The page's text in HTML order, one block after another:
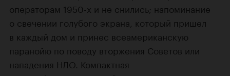
операторам 1950-х и не снились; напоминание
о свечении голубого экрана, который пришел
в каждый дом и принес всеамериканскую
паранойю по поводу вторжения Советов или
нападения НЛО. Компактная